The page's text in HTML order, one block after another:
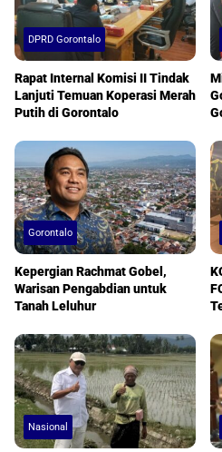
DPRD Gorontalo
Rapat Internal Komisi II Tindak
Lanjuti Temuan Koperasi Merah
Putih di Gorontalo
Gorontalo
Kepergian Rachmat Gobel,
Warisan Pengabdian untuk
Tanah Leluhur
Nasional